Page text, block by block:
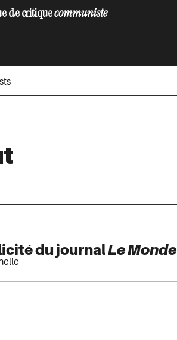
de critiquecommuniste
du journalLe Monde